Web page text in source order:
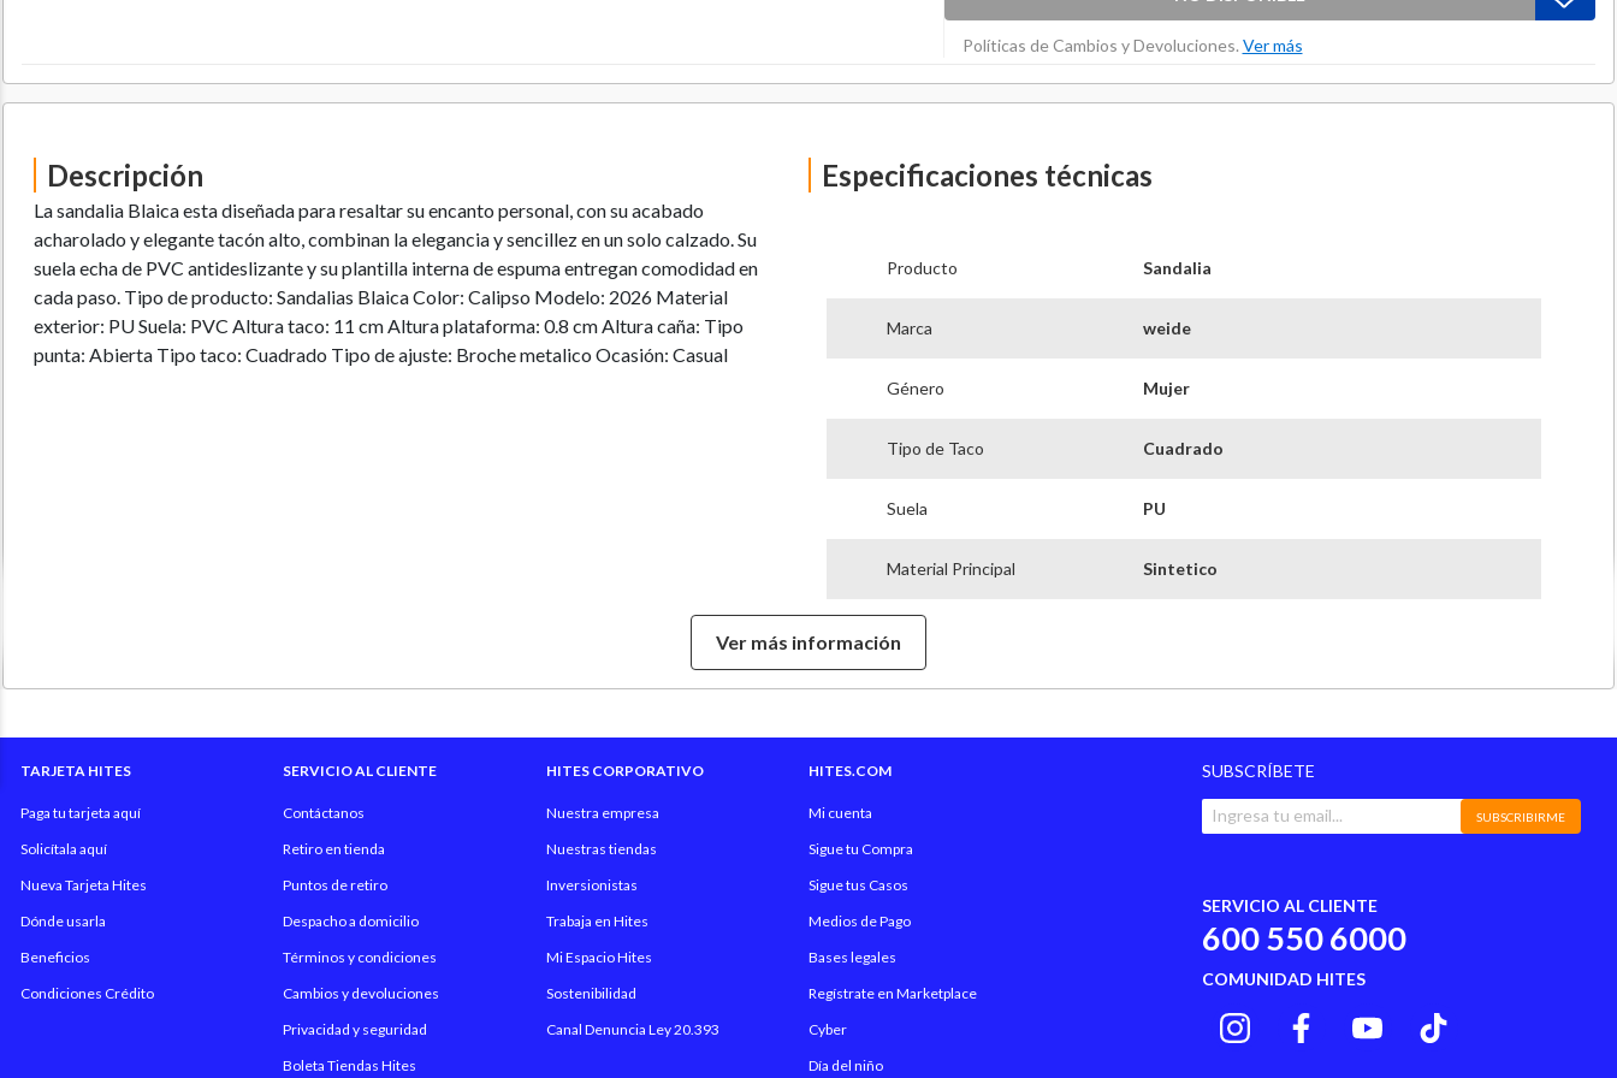
Políticas de Cambios y Devoluciones. Ver más
Descripción
La sandalia Blaica esta diseñada para resaltar su encanto personal, con su acabado
acharolado y elegante tacón alto, combinan la elegancia y sencillez en un solo calzado. Su
suela echa de PVC antideslizante y su plantilla interna de espuma entregan comodidad en
cada paso. Tipo de producto: Sandalias Blaica Color: Calipso Modelo: 2026 Material
exterior: PU Suela: PVC Altura taco: 11 cm Altura plataforma: 0.8 cm Altura caña: Tipo
punta: Abierta Tipo taco: Cuadrado Tipo de ajuste: Broche metalico Ocasión: Casual
Especificaciones técnicas
Producto Sandalia
Marca weide
Género Mujer
Tipo de Taco Cuadrado
Suela PU
Material Principal Sintetico
Garantía Proveedor 180 dias
Ver más información
TARJETA HITES
Paga tu tarjeta aquí
Solicítala aquí
Nueva Tarjeta Hites
Dónde usarla
Beneficios
Condiciones Crédito
SERVICIO AL CLIENTE
Contáctanos
Retiro en tienda
Puntos de retiro
Despacho a domicilio
Términos y condiciones
Cambios y devoluciones
Privacidad y seguridad
Boleta Tiendas Hites
HITES CORPORATIVO
Nuestra empresa
Nuestras tiendas
Inversionistas
Trabaja en Hites
Mi Espacio Hites
Sostenibilidad
Canal Denuncia Ley 20.393
HITES.COM
Mi cuenta
Sigue tu Compra
Sigue tus Casos
Medios de Pago
Bases legales
Regístrate en Marketplace
Cyber
Día del niño
SUBSCRÍBETE
SUBSCRIBIRME
SERVICIO AL CLIENTE
600 550 6000
COMUNIDAD HITES